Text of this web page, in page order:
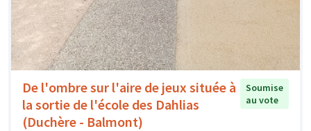
De l'ombre sur l'aire de jeux située à
la sortie de l'école des Dahlias
(Duchère - Balmont)
Soumise
au vote